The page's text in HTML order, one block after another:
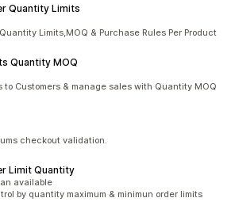
Quantity Limits
Limits,MOQ & Purchase Rules Per Product
Quantity MOQ
to Customers & manage sales with Quantity MOQ
checkout validation.
Limit Quantity
available
by quantity maximum & minimun order limits